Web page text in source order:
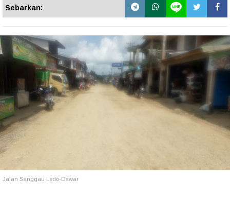
Sebarkan:
Jalan Sanggau Ledo-Dawar